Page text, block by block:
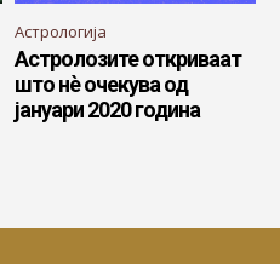
Астрологија
Астролозите откриваат
што нè очекува од
јануари 2020 година